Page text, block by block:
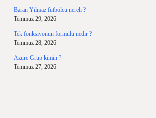
Baran Yılmaz futbolcu nereli ?
Temmuz 29, 2026
Tek fonksiyonun formülü nedir ?
Temmuz 28, 2026
Azure Grup kimin ?
Temmuz 27, 2026